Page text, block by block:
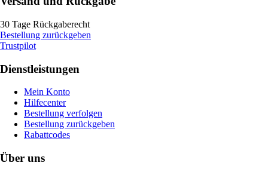
30 Tage Rückgaberecht
Bestellung zurückgeben
Trustpilot
Dienstleistungen
Mein Konto
Hilfecenter
Bestellung verfolgen
Bestellung zurückgeben
Rabattcodes
Über uns